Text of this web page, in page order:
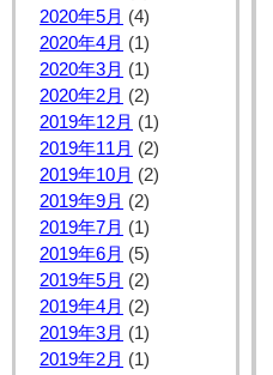
2020年5月 (4)
2020年4月 (1)
2020年3月 (1)
2020年2月 (2)
2019年12月 (1)
2019年11月 (2)
2019年10月 (2)
2019年9月 (2)
2019年7月 (1)
2019年6月 (5)
2019年5月 (2)
2019年4月 (2)
2019年3月 (1)
2019年2月 (1)